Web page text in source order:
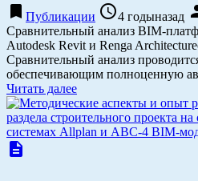
bookmark Публикации access_time4 годыназад
Сравнительный анализ BIM-
Autodesk Revit и Renga
Сравнительный анализ
обеспечивающим полноценную
Читать далее
description